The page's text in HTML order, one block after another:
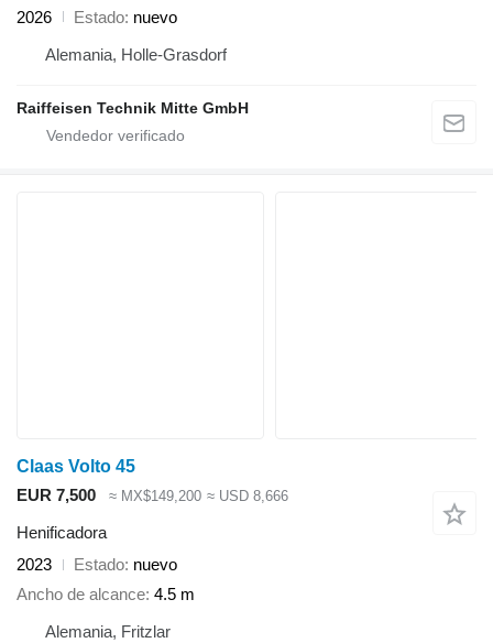
2026
Estado nuevo
Alemania, Holle-Grasdorf
Raiffeisen Technik Mitte GmbH
Claas Volto 45
EUR 7,500
≈ MX$149,200 ≈ USD 8,666
Henificadora
2023
Estado nuevo
Ancho de alcance 4.5 m
Alemania, Fritzlar